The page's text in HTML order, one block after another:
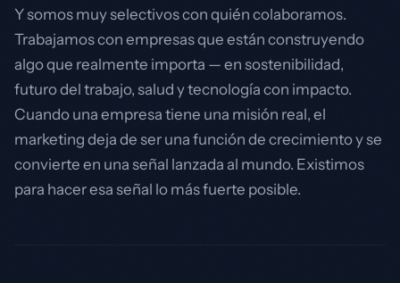
Y somos muy selectivos con quién colaboramos.
Trabajamos con empresas que están construyendo
algo que realmente importa — en sostenibilidad,
futuro del trabajo, salud y tecnología con impacto.
Cuando una empresa tiene una misión real, el
marketing deja de ser una función de crecimiento y se
convierte en una señal lanzada al mundo. Existimos
para hacer esa señal lo más fuerte posible.